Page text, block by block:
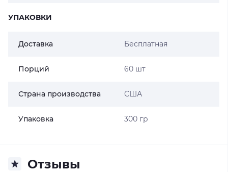
УПАКОВКИ
Доставка Бесплатная
Порций 60 шт
Страна производства США
Упаковка 300 гр
Отзывы